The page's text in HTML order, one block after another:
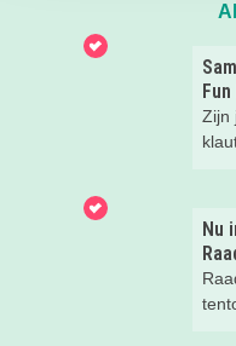
Zijn
bij
we
een
Nu